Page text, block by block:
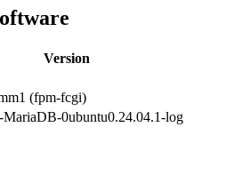
Version
(fpm-fcgi)
MariaDB-0ubuntu0.24.04.1-log